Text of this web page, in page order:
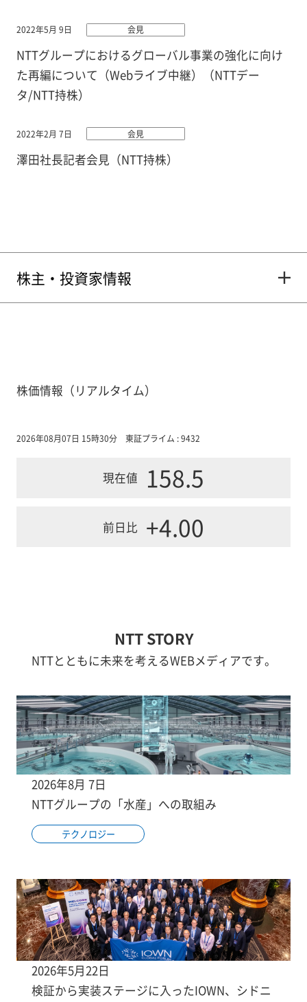
2022年5月 9日 会見
NTTグループにおけるグローバル事業の強化に向け
た再編について（Webライブ中継）（NTTデー
タ/NTT持株）
2022年2月 7日 会見
澤田社長記者会見（NTT持株）
株主・投資家情報
株価情報（リアルタイム）
2026年08月07日 15時30分 東証プライム : 9432
現在値 158.5
前日比 +4.00
NTT STORY
NTTとともに未来を考えるWEBメディアです。
2026年8月 7日
NTTグループの「水産」への取組み
テクノロジー
2026年5月22日
検証から実装ステージに入ったIOWN、シドニ